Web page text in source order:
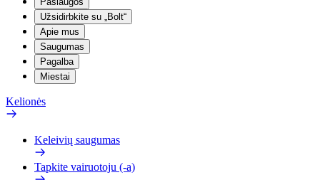
Užsidirbkite su „Bolt“
Apie mus
Saugumas
Pagalba
Miestai
Kelionės
Keleivių saugumas
Tapkite vairuotoju (-a)